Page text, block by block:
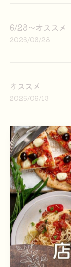
6/28〜オススメ
2026/06/28
オススメ
2026/06/13
６／6〜オススメ
2026/06/05